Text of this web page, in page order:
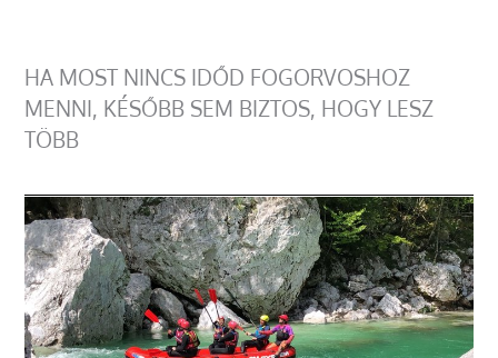
HA MOST NINCS IDŐD FOGORVOSHOZ
MENNI, KÉSŐBB SEM BIZTOS, HOGY LESZ
TÖBB